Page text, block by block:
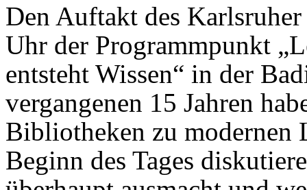
Den Auftakt des
Uhr der Programmpunkt
entsteht Wissen“ in der
vergangenen 15 Jahren
Bibliotheken zu modernen
Beginn des Tages